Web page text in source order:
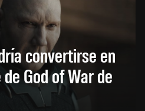
convertirse en
God of War de